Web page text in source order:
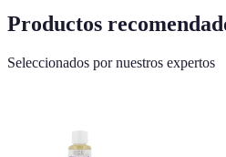
Productos
Seleccionados por nuestros expertos